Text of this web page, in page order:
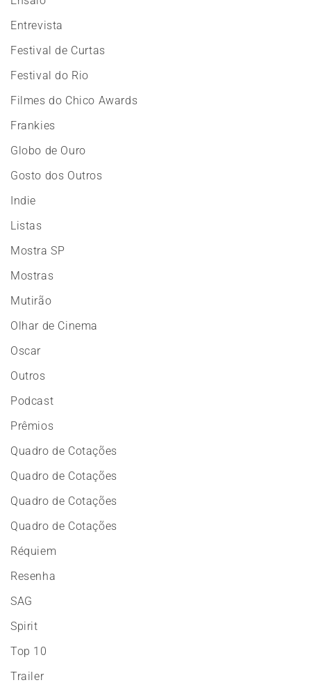
Entrevista
Festival de Curtas
Festival do Rio
Filmes do Chico Awards
Frankies
Globo de Ouro
Gosto dos Outros
Indie
Listas
Mostra SP
Mostras
Mutirão
Olhar de Cinema
Oscar
Outros
Podcast
Prêmios
Quadro de Cotações
Quadro de Cotações
Quadro de Cotações
Quadro de Cotações
Réquiem
Resenha
SAG
Spirit
Top 10
Trailer